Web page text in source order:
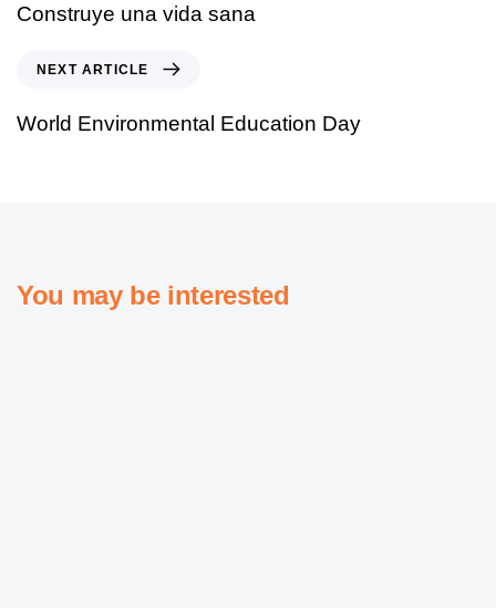
Construye una vida sana
NEXT ARTICLE
World Environmental Education Day
You may be interested